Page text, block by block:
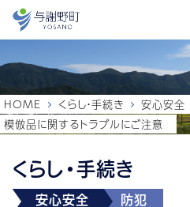
くらし・手続き
安心安全 防犯
HOME くらし・手続き 安心安全
模倣品に関するトラブルにご注意